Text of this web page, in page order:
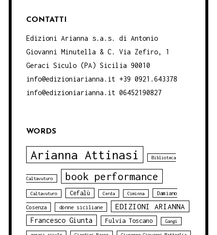
CONTATTI
Edizioni Arianna s.a.s. di Antonio
Giovanni Minutella & C. Via Zefiro, 1
Geraci Siculo (PA) Sicilia 90010
info@edizioniarianna.it +39 0921.643378
info@edizioniarianna.it 06452190827
WORDS
Arianna Attinasi Biblioteca
Caltavuturo book performance
Caltavuturo Cefalù Cerda Ciminna Damiano
Cosenza donne siciliane EDIZIONI ARIANNA
Francesco Giunta Fulvia Toscano Gangi